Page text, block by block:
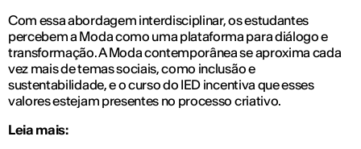
Com essa abordagem interdisciplinar, os estudantes
percebem a Moda como uma plataforma para diálogo e
transformação. A Moda contemporânea se aproxima cada
vez mais de temas sociais, como inclusão e
sustentabilidade, e o curso do IED incentiva que esses
valores estejam presentes no processo criativo.
Leia mais: